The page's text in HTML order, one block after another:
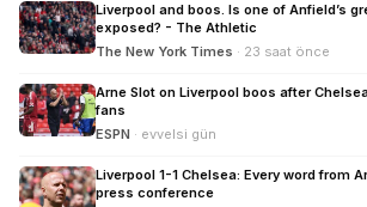
Liverpool and boos. Is one of Anfield’s
exposed? - The Athletic
The New York Times · 23 saat önce
Arne Slot on Liverpool boos after
fans
ESPN · evvelsi gün
Liverpool 1-1 Chelsea: Every word from
press conference